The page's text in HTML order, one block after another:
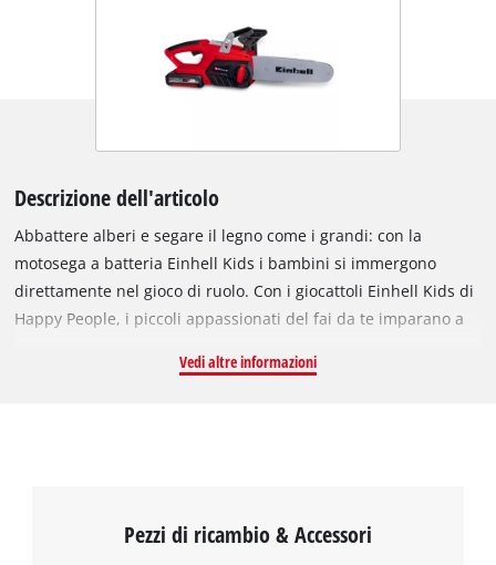
Descrizione dell'articolo
Abbattere alberi e segare il legno come i grandi: con la
motosega a batteria Einhell Kids i bambini si immergono
direttamente nel gioco di ruolo. Con i giocattoli Einhell Kids di
Happy People, i piccoli appassionati del fai da te imparano a
divertente. La motosega a batteria per bambini è una
pulsante di blocco di sicurezza per il funzionamento continuo,
Vedi altre informazioni
Pezzi di ricambio & Accessori